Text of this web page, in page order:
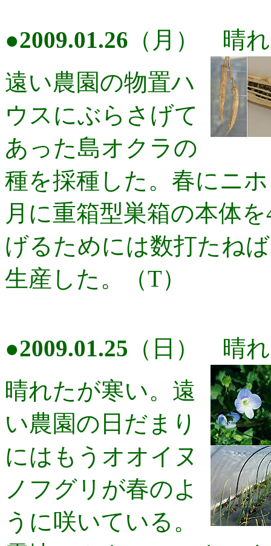
●2009.01.26 （月） 晴れ
遠い農園の物置ハ
ウスにぶらさげて
あった島オクラの
種を採種した。春にニ
月に重箱型巣箱の本体
げるためには数打たね
生産した。（T）
●2009.01.25 （日） 晴れ
晴れたが寒い。遠
い農園の日だまり
にはもうオオイヌ
ノフグリが春のよ
うに咲いている。